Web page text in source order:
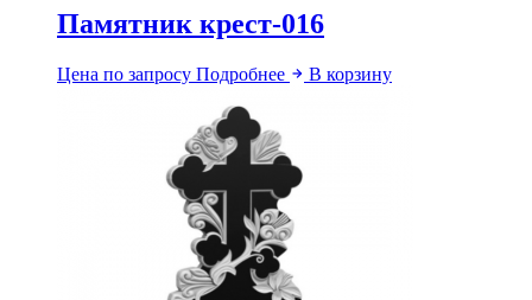
Памятник крест-016
Цена по запросу Подробнее В корзину